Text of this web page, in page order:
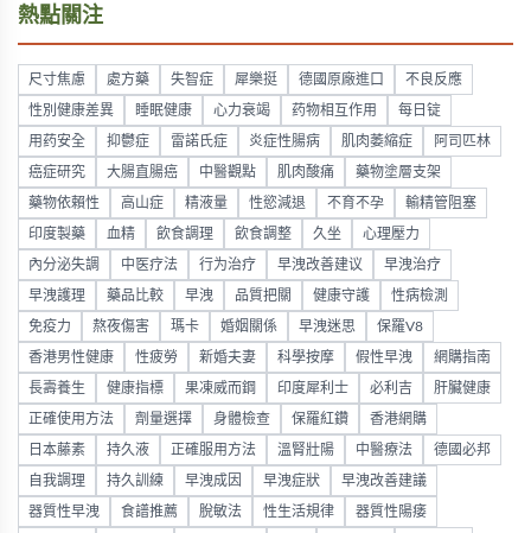
熱點關注
尺寸焦慮 處方藥 失智症 犀樂挺 德國原廠進口 不良反應
性別健康差異 睡眠健康 心力衰竭 药物相互作用 每日锭
用药安全 抑鬱症 雷諾氏症 炎症性腸病 肌肉萎縮症 阿司匹林
癌症研究 大腸直腸癌 中醫觀點 肌肉酸痛 藥物塗層支架
藥物依賴性 高山症 精液量 性慾減退 不育不孕 輸精管阻塞
印度製藥 血精 飲食調理 飲食調整 久坐 心理壓力
內分泌失調 中医疗法 行为治疗 早洩改善建议 早洩治疗
早洩護理 藥品比較 早洩 品質把關 健康守護 性病檢測
免疫力 熬夜傷害 瑪卡 婚姻關係 早洩迷思 保羅V8
香港男性健康 性疲勞 新婚夫妻 科學按摩 假性早洩 網購指南
長壽養生 健康指標 果凍威而鋼 印度犀利士 必利吉 肝臟健康
正確使用方法 劑量選擇 身體檢查 保羅紅鑽 香港網購
日本藤素 持久液 正確服用方法 溫腎壯陽 中醫療法 德國必邦
自我調理 持久訓練 早洩成因 早洩症狀 早洩改善建議
器質性早洩 食譜推薦 脫敏法 性生活規律 器質性陽痿